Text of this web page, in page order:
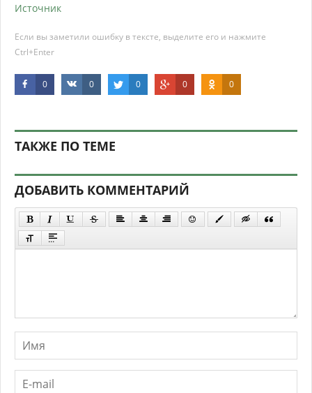
Источник
Если вы заметили ошибку в тексте, выделите его и нажмите
Ctrl+Enter
0 0 0 0 0
ТАКЖЕ ПО ТЕМЕ
ДОБАВИТЬ КОММЕНТАРИЙ